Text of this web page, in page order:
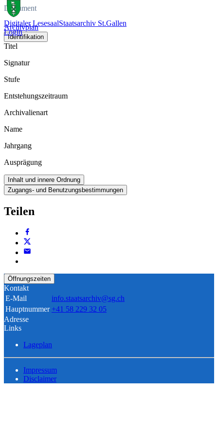
Digitaler LesesaalStaatsarchiv St.Gallen
Login
Dokument
Archivplan
Identifikation
Titel
Signatur
Stufe
Entstehungszeitraum
Archivalienart
Name
Jahrgang
Ausprägung
Inhalt und innere Ordnung
Zugangs- und Benutzungsbestimmungen
Teilen
Öffnungszeiten
Kontakt
E-Mail
info.staatsarchiv@sg.ch
Hauptnummer +41 58 229 32 05
Adresse
Links
Lageplan
Impressum
Disclaimer